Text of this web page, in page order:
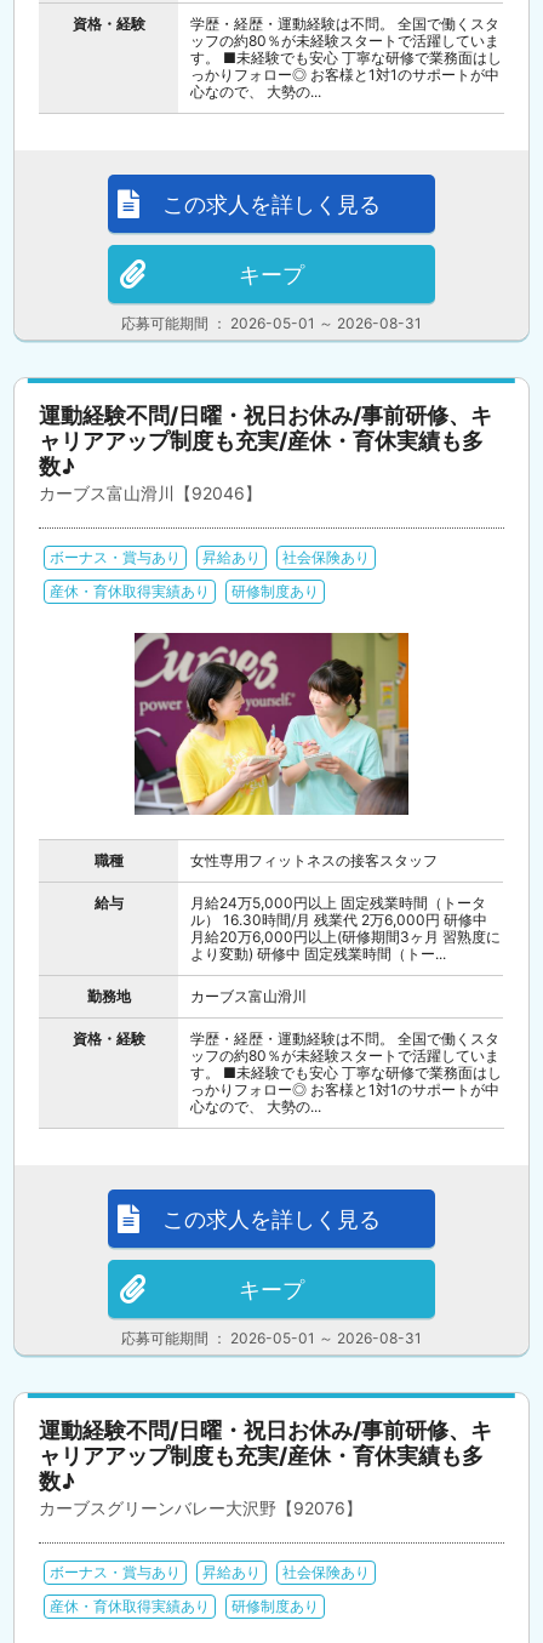
資格・経験
学歴・経歴・運動経験は不問。 全国で働くスタ
ッフの約80％が未経験スタートで活躍していま
す。 ■未経験でも安心 丁寧な研修で業務面はし
っかりフォロー◎ お客様と1対1のサポートが中
心なので、 大勢の...
応募可能期間 ： 2026-05-01 ～ 2026-08-31
この求人を詳しく見る
キープ
運動経験不問/日曜・祝日お休み/事前研修、キ
ャリアアップ制度も充実/産休・育休実績も多
数♪
カーブス富山滑川【92046】
ボーナス・賞与あり 昇給あり
社会保険あり
産休・育休取得実績あり
研修制度あり
職種 女性専用フィットネスの接客スタッフ
給与
月給24万5,000円以上 固定残業時間（トータ
ル） 16.30時間/月 残業代 2万6,000円 研修中
月給20万6,000円以上(研修期間3ヶ月 習熟度に
より変動) 研修中 固定残業時間（トー...
勤務地 カーブス富山滑川
資格・経験
学歴・経歴・運動経験は不問。 全国で働くスタ
ッフの約80％が未経験スタートで活躍していま
す。 ■未経験でも安心 丁寧な研修で業務面はし
っかりフォロー◎ お客様と1対1のサポートが中
心なので、 大勢の...
応募可能期間 ： 2026-05-01 ～ 2026-08-31
この求人を詳しく見る
キープ
運動経験不問/日曜・祝日お休み/事前研修、キ
ャリアアップ制度も充実/産休・育休実績も多
数♪
カーブスグリーンバレー大沢野【92076】
ボーナス・賞与あり 昇給あり
社会保険あり
産休・育休取得実績あり
研修制度あり